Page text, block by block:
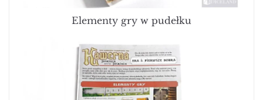
Elementy gry w pudełku